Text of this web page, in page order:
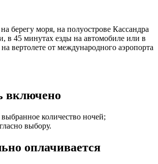
берегу моря, на полуострове Кассандра
в 45 минутах езды на автомобиле или в
вертолете от международного аэропорта
включено
количество ночей;
выбору.
оплачивается